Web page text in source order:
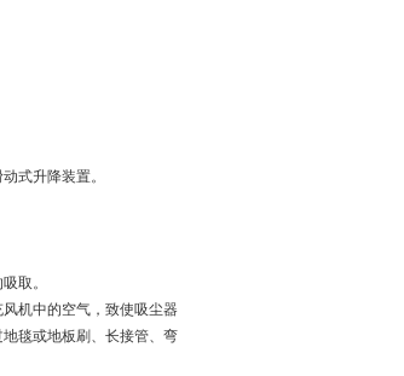
式升降装置。
取。
机中的空气，致使吸尘器
毯或地板刷、长接管、弯